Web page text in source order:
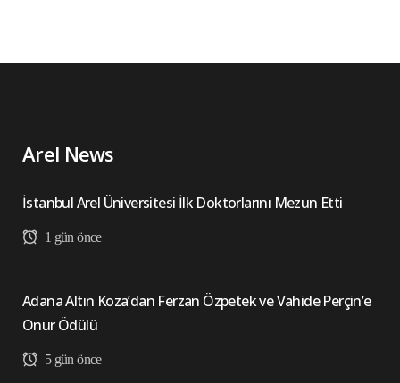
Arel News
İstanbul Arel Üniversitesi İlk Doktorlarını Mezun Etti
1 gün önce
Adana Altın Koza’dan Ferzan Özpetek ve Vahide Perçin’e
Onur Ödülü
5 gün önce